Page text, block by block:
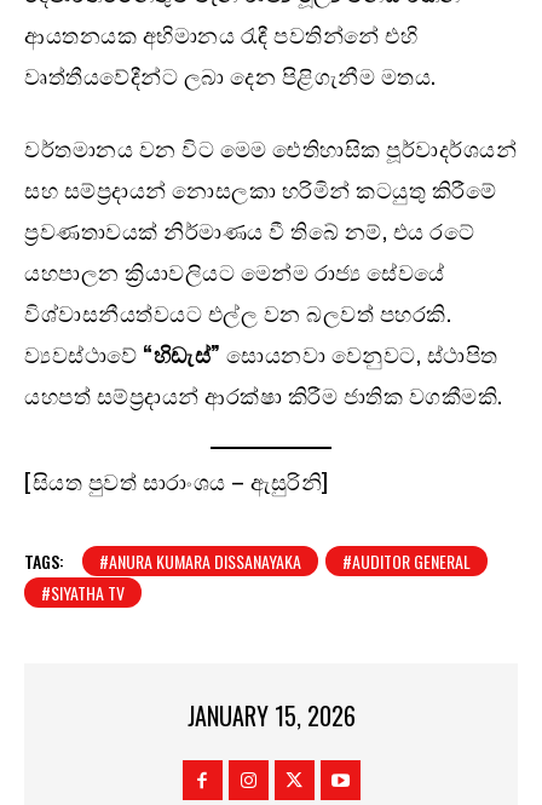
ආයතනයක අභිමානය රැඳී පවතින්නේ එහි
වෘත්තීයවේදීන්ට ලබා දෙන පිළිගැනීම මතය.
වර්තමානය වන විට මෙම ඓතිහාසික පූර්වාදර්ශයන්
සහ සම්ප්‍රදායන් නොසලකා හරිමින් කටයුතු කිරීමේ
ප්‍රවණතාවයක් නිර්මාණය වී තිබේ නම්, එය රටේ
යහපාලන ක්‍රියාවලියට මෙන්ම රාජ්‍ය සේවයේ
විශ්වාසනීයත්වයට එල්ල වන බලවත් පහරකි.
ව්‍යවස්ථාවේ “හිඩැස්” සොයනවා වෙනුවට, ස්ථාපිත
යහපත් සම්ප්‍රදායන් ආරක්ෂා කිරීම ජාතික වගකීමකි.
[සියත පුවත් සාරාංශය – ඇසුරිනි]
TAGS: #ANURA KUMARA DISSANAYAKA
#AUDITOR GENERAL
#SIYATHA TV
JANUARY 15, 2026